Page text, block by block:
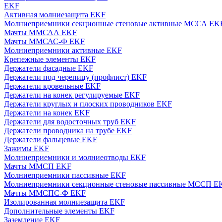
EKF
Активная молниезащита EKF
Молниеприемники секционные стеновые активные МССА
Мачты ММСАА EKF
Мачты ММСАС-Ф EKF
Молниеприемники активные EKF
Крепежные элементы EKF
Держатели фасадные EKF
Держатели под черепицу (профлист) EKF
Держатели кровельные EKF
Держатели на конек регулируемые EKF
Держатели круглых и плоских проводников EKF
Держатели на конек EKF
Держатели для водосточных труб EKF
Держатели проводника на трубе EKF
Держатели фальцевые EKF
Зажимы EKF
Молниеприемники и молниеотводы EKF
Мачты ММСП EKF
Молниеприемники пассивные EKF
Молниеприемники секционные стеновые пассивные МССП
Мачты ММСПС-Ф EKF
Изолированная молниезащита EKF
Дополнительные элементы EKF
Заземление EKF